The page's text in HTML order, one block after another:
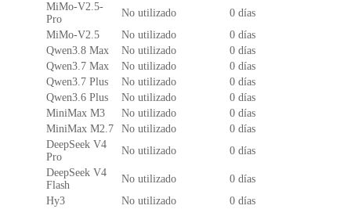
MiMo-V2.5-
Pro
No utilizado
0 días
MiMo-V2.5
No utilizado
0 días
Qwen3.8 Max
No utilizado
0 días
Qwen3.7 Max
No utilizado
0 días
Qwen3.7 Plus
No utilizado
0 días
Qwen3.6 Plus
No utilizado
0 días
MiniMax M3
No utilizado
0 días
MiniMax M2.7
No utilizado
0 días
DeepSeek V4
Pro
No utilizado
0 días
DeepSeek V4
Flash
No utilizado
0 días
Hy3
No utilizado 0 días